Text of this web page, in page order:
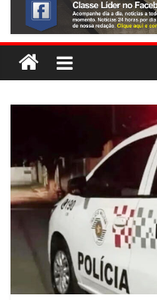
LORENA,
PELA FÁBRICA DA COCA-